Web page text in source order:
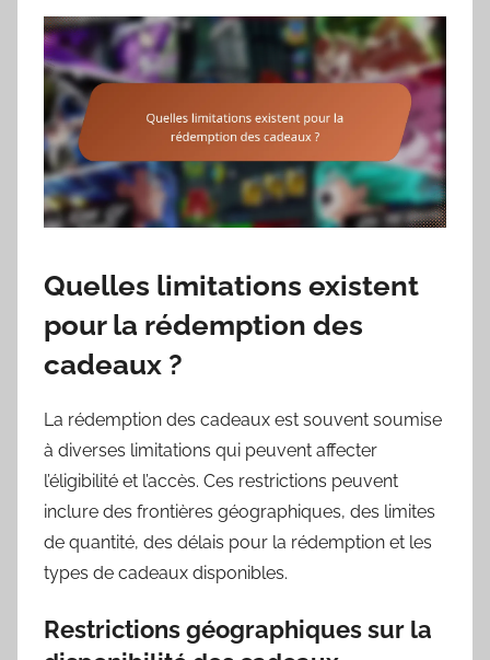
Quelles limitations existent
pour la rédemption des
cadeaux ?
La rédemption des cadeaux est souvent soumise
à diverses limitations qui peuvent affecter
l’éligibilité et l’accès. Ces restrictions peuvent
inclure des frontières géographiques, des limites
de quantité, des délais pour la rédemption et les
types de cadeaux disponibles.
Restrictions géographiques sur la